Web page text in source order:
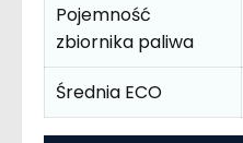
Pojemność
zbiornika paliwa
Średnia ECO